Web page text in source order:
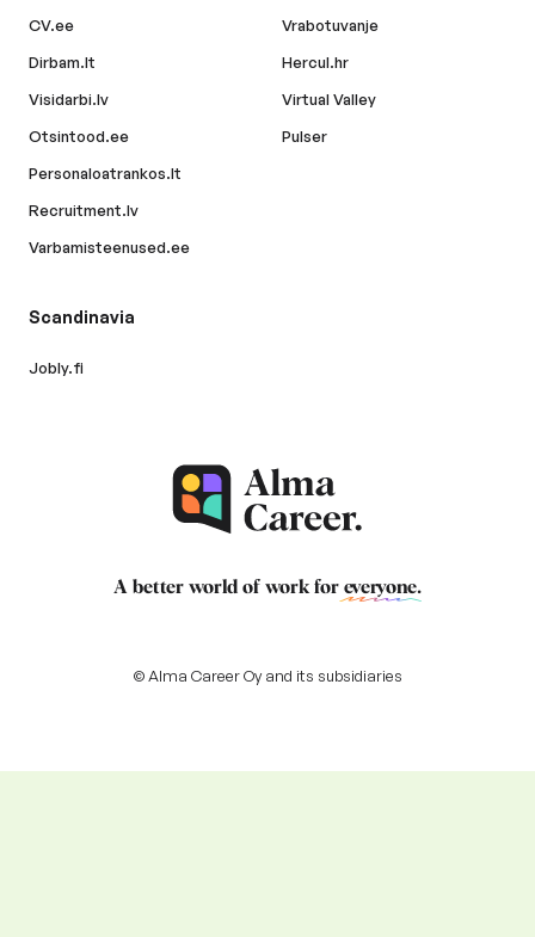
CV.ee
Dirbam.lt
Visidarbi.lv
Otsintood.ee
Personaloatrankos.lt
Recruitment.lv
Varbamisteenused.ee
Vrabotuvanje
Hercul.hr
Virtual Valley
Pulser
Scandinavia
Jobly.fi
A better world of work for everyone.
© Alma Career Oy and its subsidiaries